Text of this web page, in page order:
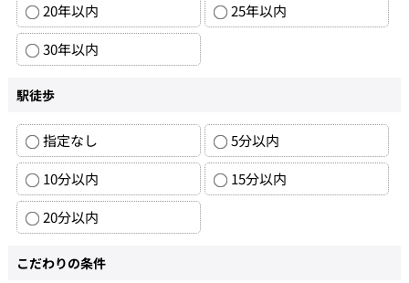
20年以内
25年以内
30年以内
駅徒歩
指定なし
5分以内
10分以内
15分以内
20分以内
こだわりの条件